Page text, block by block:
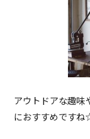
アウトドアな趣味
におすすめです